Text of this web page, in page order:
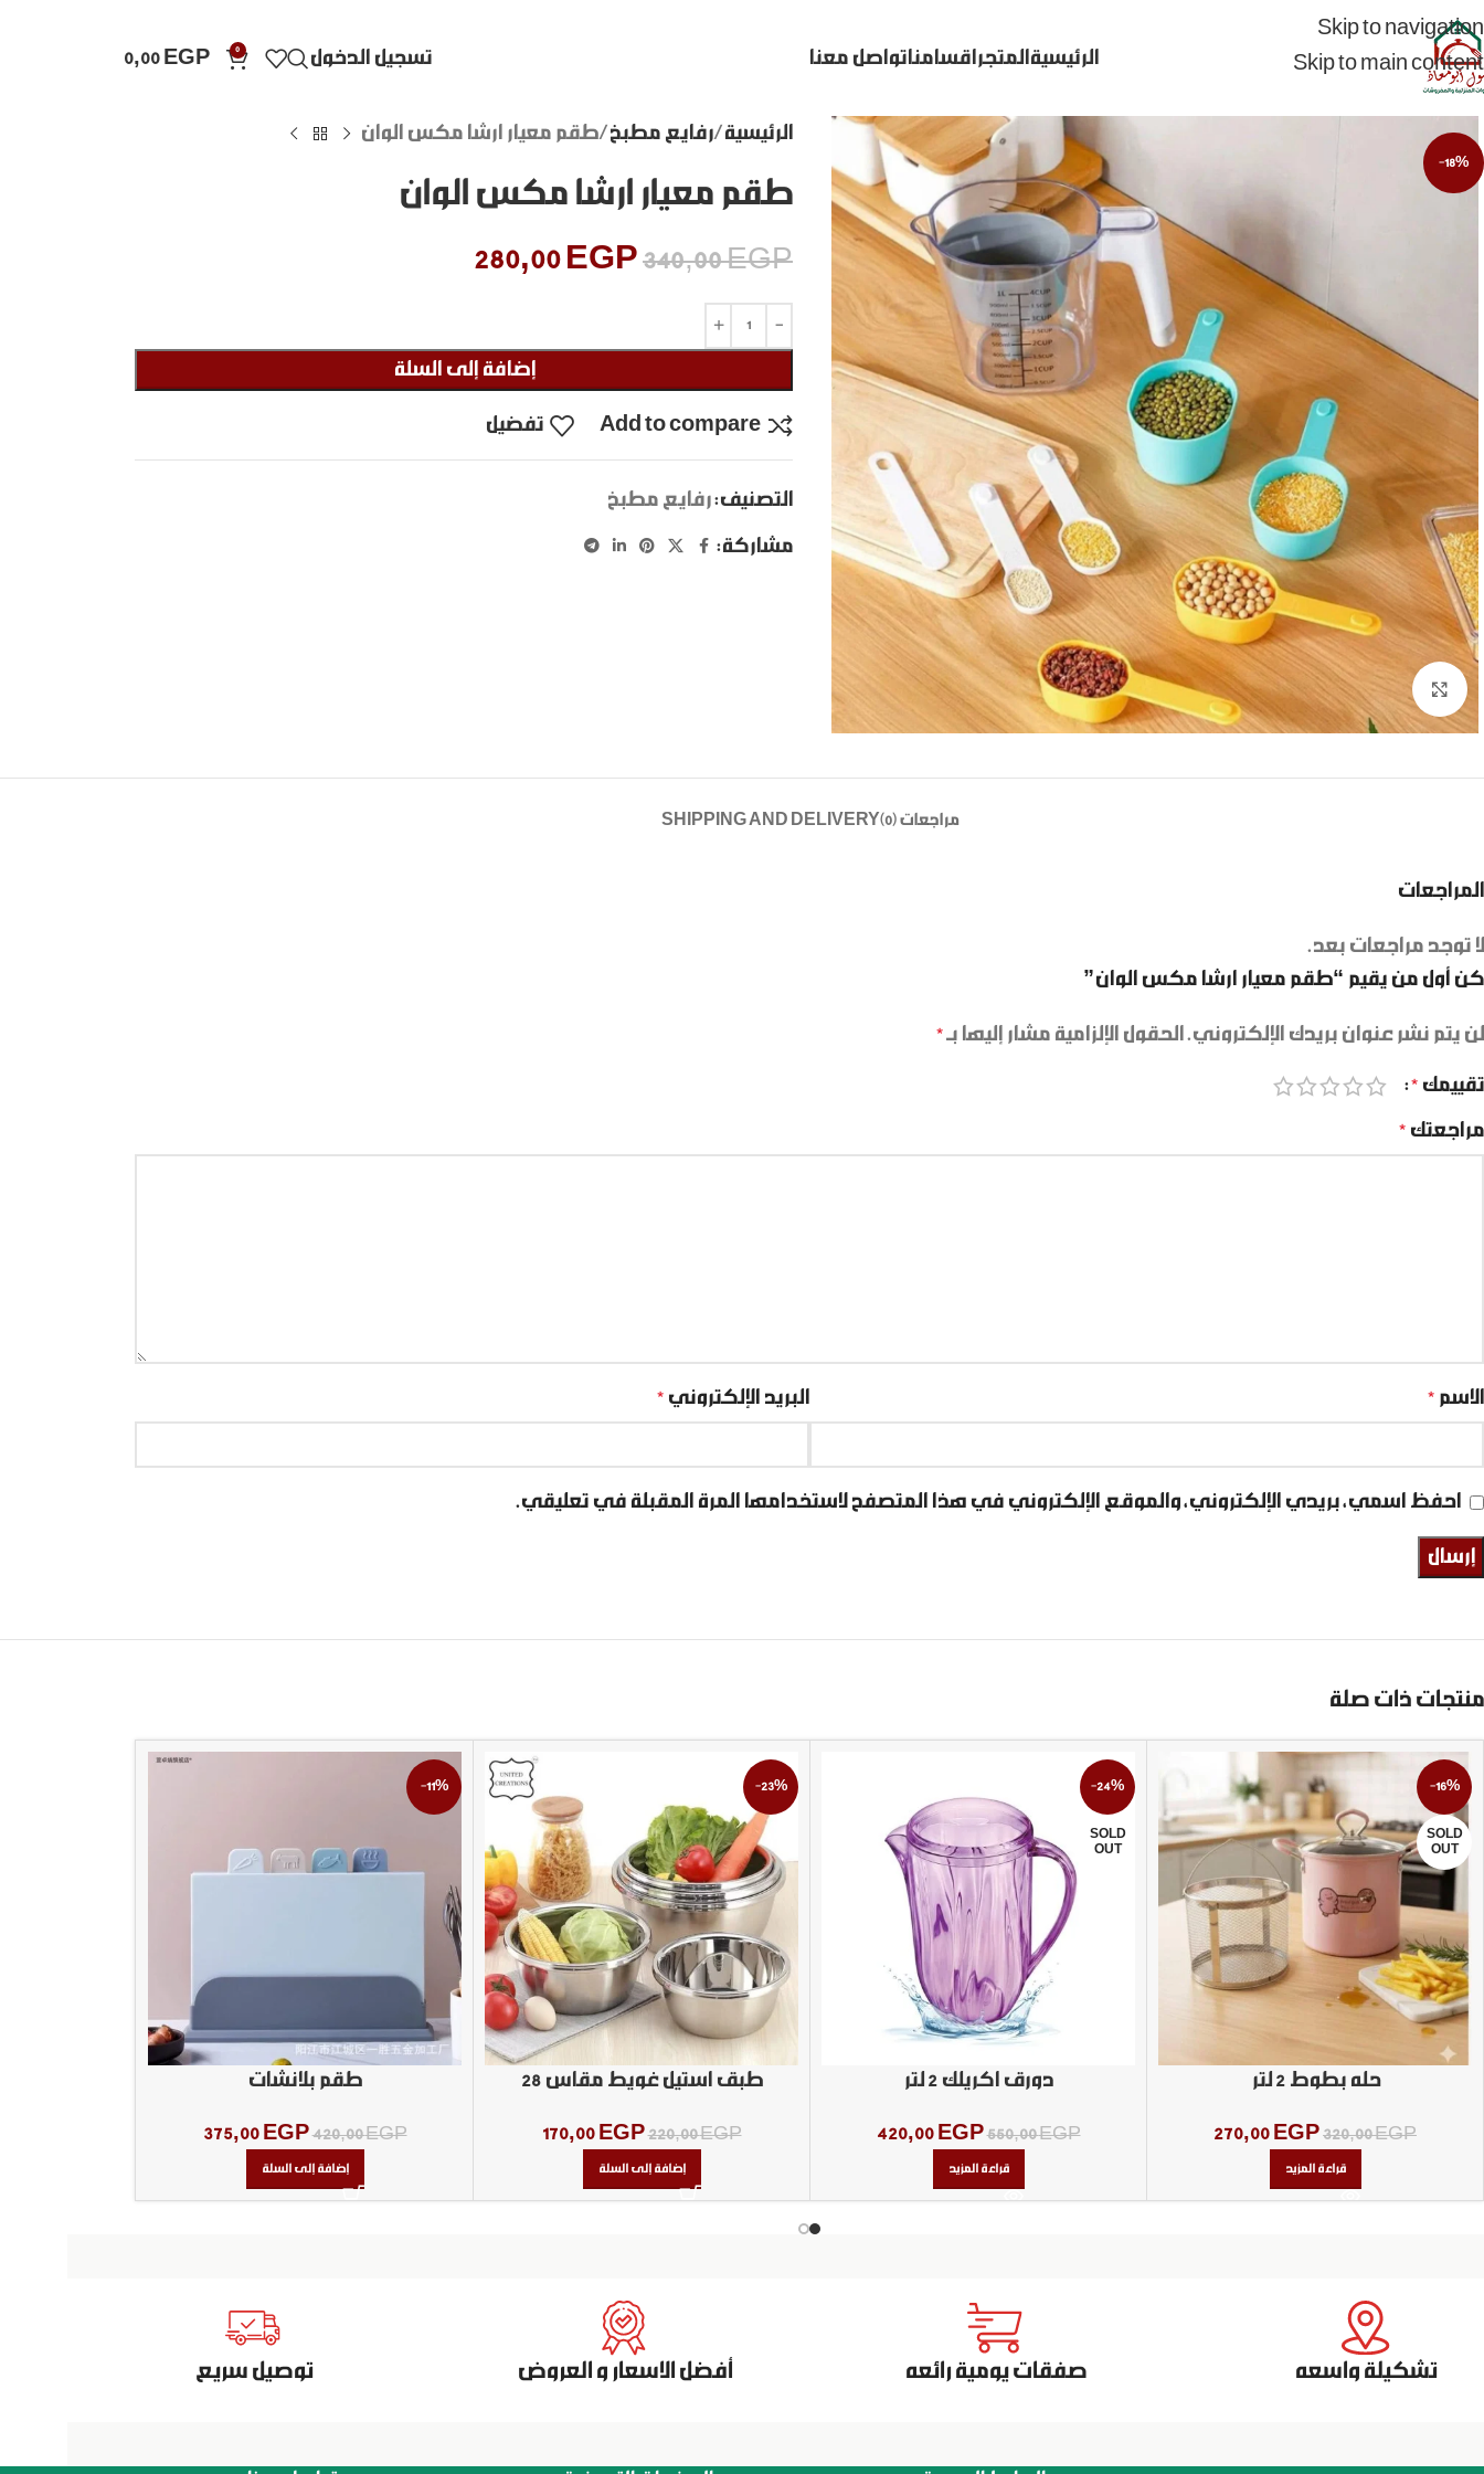
Skip to navigation
Skip to main content
الرئيسية المتجر اقسامنا تواصل معنا تسجيل الدخول 0
0,00 EGP
-18%
Click to enlarge
الرئيسية رفايع مطبخ طقم معيار ارشا مكس الوان
طقم معيار ارشا مكس الوان
340,00EGP
280,00 EGP
إضافة إلى السلة
Add to compare تفضيل
التصنيف:رفايع مطبخ
مشاركة:
مراجعات (0) SHIPPING AND DELIVERY
المراجعات
لا توجد مراجعات بعد.
كن أول من يقيم “طقم معيار ارشا مكس الوان”
لن يتم نشر عنوان بريدك الإلكتروني. الحقول الإلزامية مشار إليها بـ *
تقييمك *
مراجعتك *
الاسم * البريد الإلكتروني *
احفظ اسمي، بريدي الإلكتروني، والموقع الإلكتروني في هذا المتصفح لاستخدامها المرة المقبلة في تعليقي.
منتجات ذات صلة
-16%
SOLD
OUT
حله بطوط 2 لتر
320,00EGP
270,00 EGP
قراءة المزيد
-24%
SOLD
OUT
دورق اكريلك 2 لتر
550,00EGP
420,00 EGP
قراءة المزيد
-23%
طبق استيل غويط مقاس ٢٨
220,00EGP
170,00 EGP
إضافة إلى السلة
-11%
طقم بلانشات
420,00EGP
375,00 EGP
إضافة إلى السلة
تشكيلة واسعه صفقات يومية رائعه أفضل الاسعار و العروض توصيل سريع